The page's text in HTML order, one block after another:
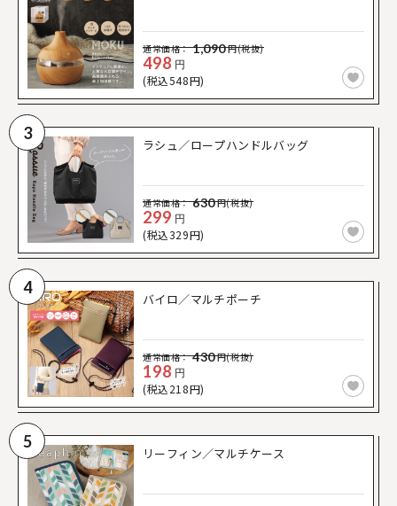
通常価格： 1,090円(税抜)
498 円
(税込548円)
3
ラシュ／ロープハンドルバッグ
通常価格： 630円(税抜)
299 円
(税込329円)
4
バイロ／マルチポーチ
通常価格： 430円(税抜)
198 円
(税込218円)
5
リーフィン／マルチケース